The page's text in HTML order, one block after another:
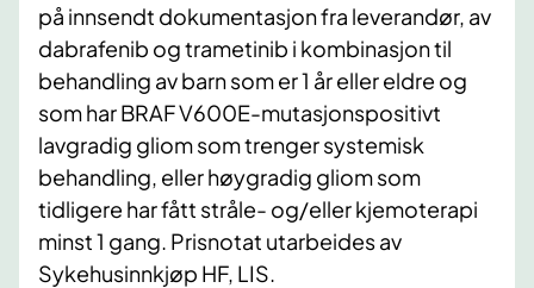
på innsendt dokumentasjon fra leverandør, av
dabrafenib og trametinib i kombinasjon til
behandling av barn som er 1 år eller eldre og
som har BRAF V600E-mutasjonspositivt
lavgradig gliom som trenger systemisk
behandling, eller høygradig gliom som
tidligere har fått stråle- og/eller kjemoterapi
minst 1 gang. Prisnotat utarbeides av
Sykehusinnkjøp HF, LIS.